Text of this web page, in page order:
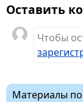
Оставить
Чтобы
Материалы